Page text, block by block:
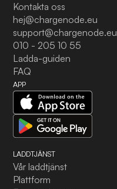
Kontakta oss
hej@chargenode.eu
support@chargenode.eu
010 - 205 10 55
Ladda-guiden
FAQ
APP
LADDTJÄNST
Vår laddtjänst
Plattform